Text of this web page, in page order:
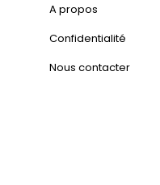
A propos
Confidentialité
Nous contacter